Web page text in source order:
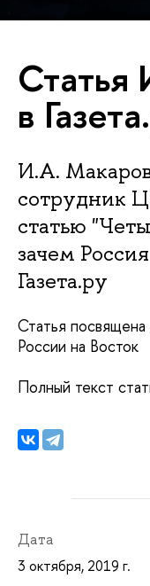
Статья
в
И.А.
сотрудник
статью
зачем
Газета.ру
Статья
России на Восток
Полный текст
Дата
3 октября, 2019 г.